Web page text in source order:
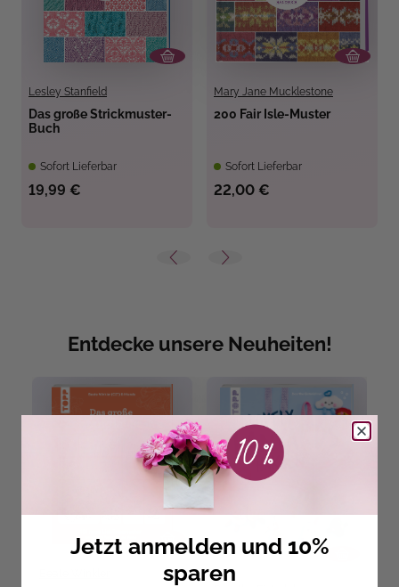
Lesley Stanfield
Das große Strickmuster-
Buch
Sofort Lieferbar
19,99 €
Mary Jane Mucklestone
200 Fair Isle-Muster
Sofort Lieferbar
22,00 €
Entdecke unsere Neuheiten!
Jetzt anmelden und 10%
sparen